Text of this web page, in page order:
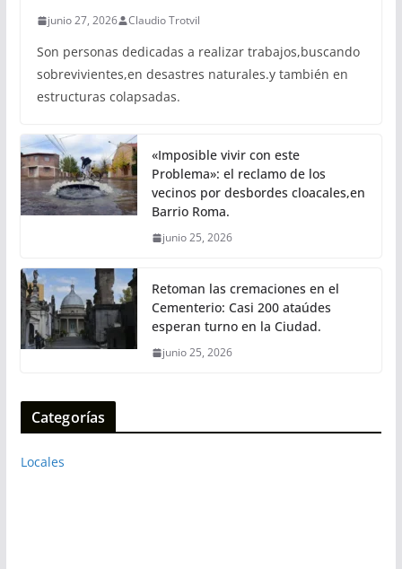
junio 27, 2026 Claudio Trotvil
Son personas dedicadas a realizar trabajos,buscando
sobrevivientes,en desastres naturales.y también en
estructuras colapsadas.
«Imposible vivir con este
Problema»: el reclamo de los
vecinos por desbordes cloacales,en
Barrio Roma.
junio 25, 2026
Retoman las cremaciones en el
Cementerio: Casi 200 ataúdes
esperan turno en la Ciudad.
junio 25, 2026
Categorías
Locales